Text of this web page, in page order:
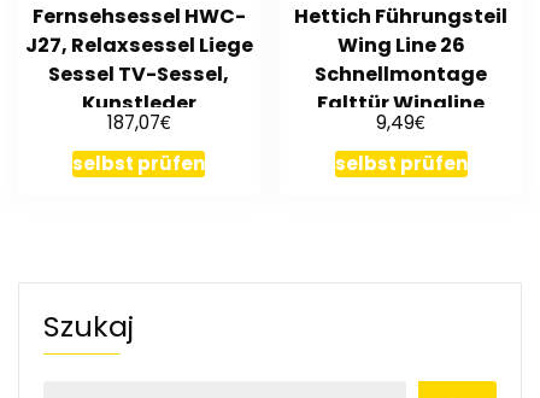
Fernsehsessel HWC-
J27, Relaxsessel Liege
Sessel TV-Sessel,
Kunstleder
187,07€
selbst prüfen
Hettich Führungsteil
Wing Line 26
Schnellmontage
Falttür Wingline
Faltschiebetür
9,49€
selbst prüfen
Szukaj